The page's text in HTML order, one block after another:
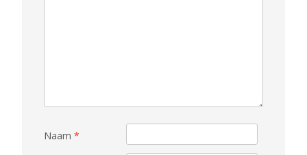
Naam *